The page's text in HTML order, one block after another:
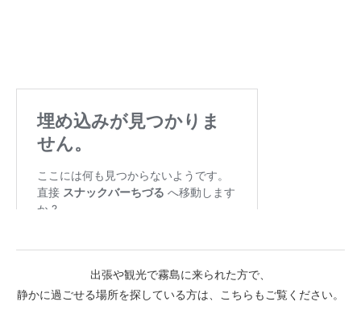
出張や観光で霧島に来られた方で、
静かに過ごせる場所を探している方は、こちらもご覧ください。